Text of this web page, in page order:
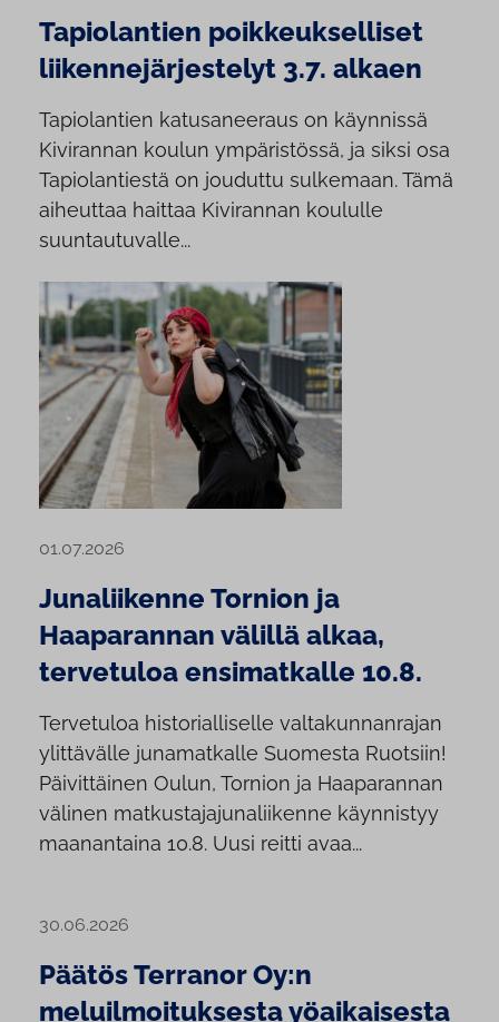
Tapiolantien poikkeukselliset
liikennejärjestelyt 3.7. alkaen
Tapiolantien katusaneeraus on käynnissä
Kivirannan koulun ympäristössä, ja siksi osa
Tapiolantiestä on jouduttu sulkemaan. Tämä
aiheuttaa haittaa Kivirannan koululle
suuntautuvalle...
01.07.2026
Junaliikenne Tornion ja
Haaparannan välillä alkaa,
tervetuloa ensimatkalle 10.8.
Tervetuloa historialliselle valtakunnanrajan
ylittävälle junamatkalle Suomesta Ruotsiin!
Päivittäinen Oulun, Tornion ja Haaparannan
välinen matkustajajunaliikenne käynnistyy
maanantaina 10.8. Uusi reitti avaa...
30.06.2026
Päätös Terranor Oy:n
meluilmoituksesta yöaikaisesta